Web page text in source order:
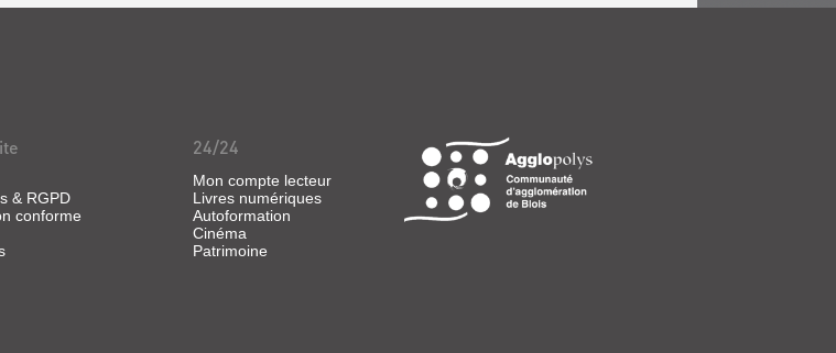
& RGPD
conforme
24/24
Mon compte lecteur
Livres numériques
Autoformation
Cinéma
Patrimoine